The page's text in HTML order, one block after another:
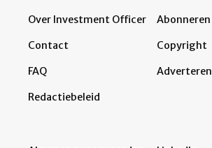
Over Investment Officer
Contact
FAQ
Redactiebeleid
Abonneren
Copyright
Adverteren